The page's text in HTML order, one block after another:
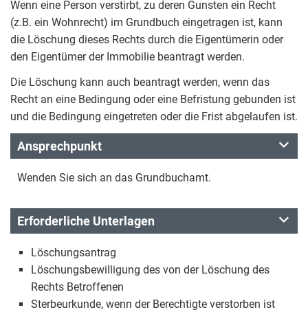
Wenn eine Person verstirbt, zu deren Gunsten ein Recht
(z.B. ein Wohnrecht) im Grundbuch eingetragen ist, kann
die Löschung dieses Rechts durch die Eigentümerin oder
den Eigentümer der Immobilie beantragt werden.
Die Löschung kann auch beantragt werden, wenn das
Recht an eine Bedingung oder eine Befristung gebunden ist
und die Bedingung eingetreten oder die Frist abgelaufen ist.
Ansprechpunkt
Wenden Sie sich an das Grundbuchamt.
Erforderliche Unterlagen
Löschungsantrag
Löschungsbewilligung des von der Löschung des
Rechts Betroffenen
Sterbeurkunde, wenn der Berechtigte verstorben ist